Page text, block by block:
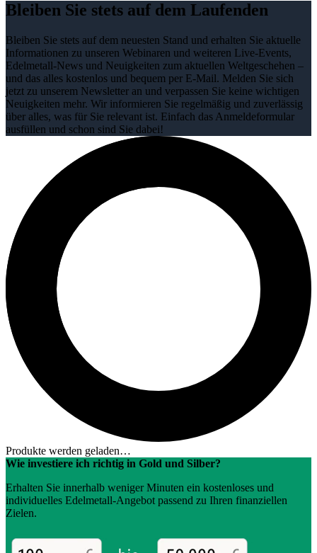
Bleiben Sie stets auf dem Laufenden
Bleiben Sie stets auf dem neuesten Stand und erhalten Sie aktuelle
Informationen zu unseren Webinaren und weiteren Live-Events,
Edelmetall-News und Neuigkeiten zum aktuellen Weltgeschehen –
und das alles kostenlos und bequem per E-Mail. Melden Sie sich
jetzt zu unserem Newsletter an und verpassen Sie keine wichtigen
Neuigkeiten mehr. Wir informieren Sie regelmäßig und zuverlässig
über alles, was für Sie relevant ist. Einfach das Anmeldeformular
ausfüllen und schon sind Sie dabei!
Produkte werden geladen…
Wie investiere ich richtig in Gold und Silber?
Erhalten Sie innerhalb weniger Minuten ein kostenloses und
individuelles Edelmetall-Angebot passend zu Ihren finanziellen
Zielen.